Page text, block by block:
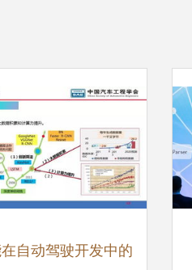
自动驾驶开发中的